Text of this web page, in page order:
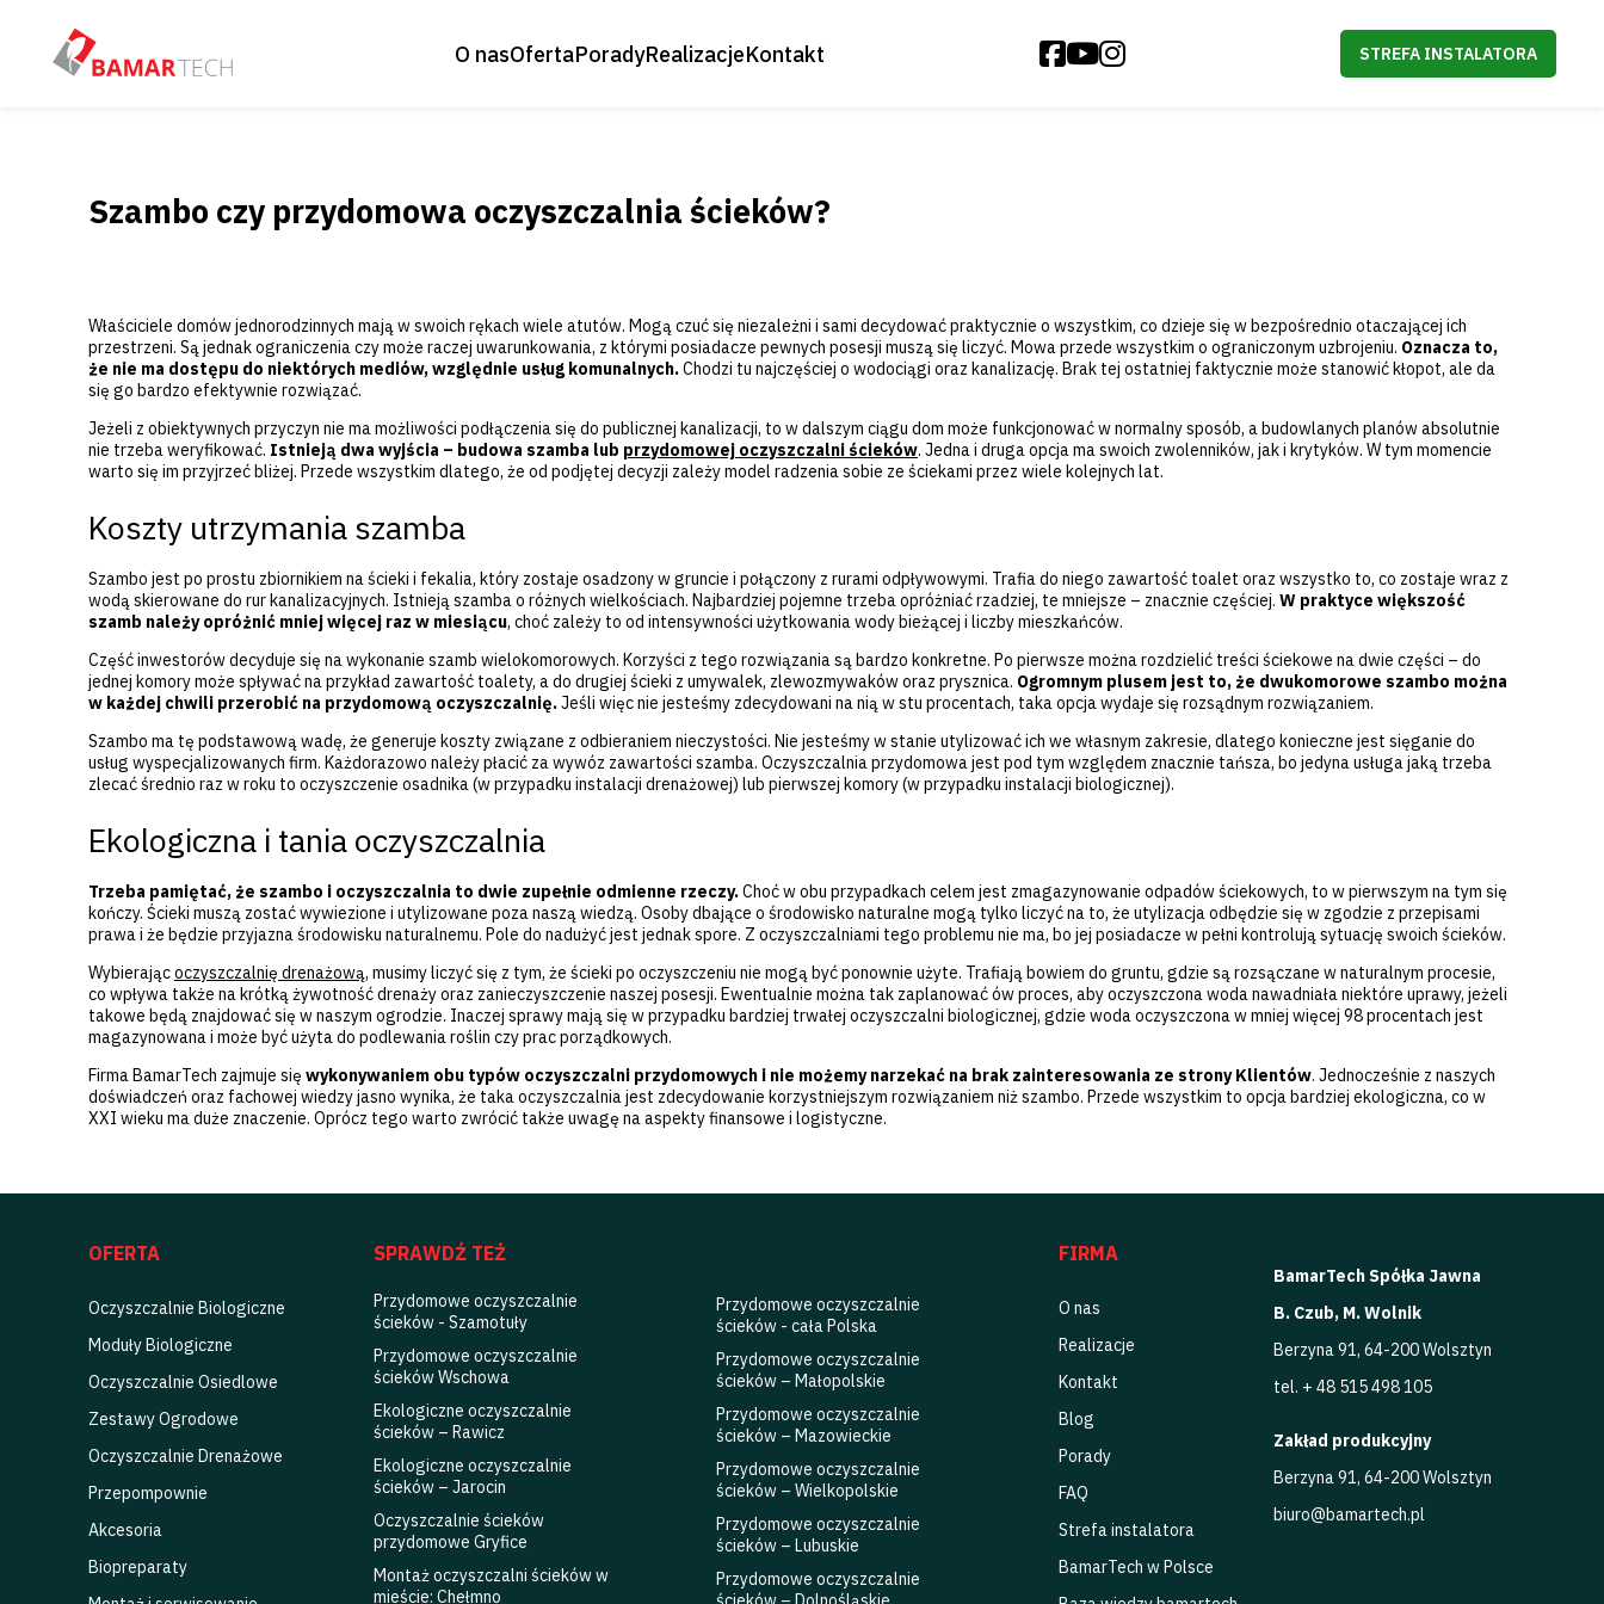
O nasOferta
Oczyszczalnie Osiedlowe
Zestawy Ogrodowe – Deszczówka
Akcesoria
Przepompownie
PoradyRealizacjeKontakt STREFA INSTALATORA
Szambo czy przydomowa oczyszczalnia ścieków?
Właściciele domów jednorodzinnych mają w swoich rękach wiele atutów. Mogą czuć się niezależni i sami decydować praktycznie o wszystkim, co dzieje się w bezpośrednio otaczającej ich
przestrzeni. Są jednak ograniczenia czy może raczej uwarunkowania, z którymi posiadacze pewnych posesji muszą się liczyć. Mowa przede wszystkim o ograniczonym uzbrojeniu. Oznacza to,
że nie ma dostępu do niektórych mediów, względnie usług komunalnych.Chodzi tu najczęściej o wodociągi oraz kanalizację. Brak tej ostatniej faktycznie może stanowić kłopot, ale da
się go bardzo efektywnie rozwiązać.
Jeżeli z obiektywnych przyczyn nie ma możliwości podłączenia się do publicznej kanalizacji, to w dalszym ciągu dom może funkcjonować w normalny sposób, a budowlanych planów absolutnie
nie trzeba weryfikować. Istnieją dwa wyjścia – budowa szamba lub przydomowej oczyszczalni ścieków. Jedna i druga opcja ma swoich zwolenników, jak i krytyków. W tym momencie
warto się im przyjrzeć bliżej. Przede wszystkim dlatego, że od podjętej decyzji zależy model radzenia sobie ze ściekami przez wiele kolejnych lat.
Koszty utrzymania szamba
Szambo jest po prostu zbiornikiem na ścieki i fekalia, który zostaje osadzony w gruncie i połączony z rurami odpływowymi. Trafia do niego zawartość toalet oraz wszystko to, co zostaje wraz z
wodą skierowane do rur kanalizacyjnych. Istnieją szamba o różnych wielkościach. Najbardziej pojemne trzeba opróżniać rzadziej, te mniejsze – znacznie częściej. W praktyce większość
szamb należy opróżnić mniej więcej raz w miesiącu, choć zależy to od intensywności użytkowania wody bieżącej i liczby mieszkańców.
Część inwestorów decyduje się na wykonanie szamb wielokomorowych. Korzyści z tego rozwiązania są bardzo konkretne. Po pierwsze można rozdzielić treści ściekowe na dwie części – do
jednej komory może spływać na przykład zawartość toalety, a do drugiej ścieki z umywalek, zlewozmywaków oraz prysznica. Ogromnym plusem jest to, że dwukomorowe szambo można
w każdej chwili przerobić na przydomową oczyszczalnię.Jeśli więc nie jesteśmy zdecydowani na nią w stu procentach, taka opcja wydaje się rozsądnym rozwiązaniem.
Szambo ma tę podstawową wadę, że generuje koszty związane z odbieraniem nieczystości. Nie jesteśmy w stanie utylizować ich we własnym zakresie, dlatego konieczne jest sięganie do
usług wyspecjalizowanych firm. Każdorazowo należy płacić za wywóz zawartości szamba. Oczyszczalnia przydomowa jest pod tym względem znacznie tańsza, bo jedyna usługa jaką trzeba
zlecać średnio raz w roku to oczyszczenie osadnika (w przypadku instalacji drenażowej) lub pierwszej komory (w przypadku instalacji biologicznej).
Ekologiczna i tania oczyszczalnia
Trzeba pamiętać, że szambo i oczyszczalnia to dwie zupełnie odmienne rzeczy.Choć w obu przypadkach celem jest zmagazynowanie odpadów ściekowych, to w pierwszym na tym się
kończy. Ścieki muszą zostać wywiezione i utylizowane poza naszą wiedzą. Osoby dbające o środowisko naturalne mogą tylko liczyć na to, że utylizacja odbędzie się w zgodzie z przepisami
prawa i że będzie przyjazna środowisku naturalnemu. Pole do nadużyć jest jednak spore. Z oczyszczalniami tego problemu nie ma, bo jej posiadacze w pełni kontrolują sytuację swoich ścieków.
Wybierającoczyszczalnię drenażową, musimy liczyć się z tym, że ścieki po oczyszczeniu nie mogą być ponownie użyte. Trafiają bowiem do gruntu, gdzie są rozsączane w naturalnym procesie,
co wpływa także na krótką żywotność drenaży oraz zanieczyszczenie naszej posesji. Ewentualnie można tak zaplanować ów proces, aby oczyszczona woda nawadniała niektóre uprawy, jeżeli
takowe będą znajdować się w naszym ogrodzie. Inaczej sprawy mają się w przypadku bardziej trwałej oczyszczalni biologicznej, gdzie woda oczyszczona w mniej więcej 98 procentach jest
magazynowana i może być użyta do podlewania roślin czy prac porządkowych.
Firma BamarTech zajmuje się wykonywaniem obu typów oczyszczalni przydomowych i nie możemy narzekać na brak zainteresowania ze strony Klientów. Jednocześnie z naszych
doświadczeń oraz fachowej wiedzy jasno wynika, że taka oczyszczalnia jest zdecydowanie korzystniejszym rozwiązaniem niż szambo. Przede wszystkim to opcja bardziej ekologiczna, co w
XXI wieku ma duże znaczenie. Oprócz tego warto zwrócić także uwagę na aspekty finansowe i logistyczne.
OFERTA
Oczyszczalnie Biologiczne
Moduły Biologiczne
Oczyszczalnie Osiedlowe
Zestawy Ogrodowe
Oczyszczalnie Drenażowe
Przepompownie
Akcesoria
Biopreparaty
SPRAWDŹ TEŻ
Przydomowe oczyszczalnie
ścieków - Szamotuły
Przydomowe oczyszczalnie
ścieków Wschowa
Ekologiczne oczyszczalnie
ścieków – Rawicz
Ekologiczne oczyszczalnie
ścieków – Jarocin
Oczyszczalnie ścieków
przydomowe Gryfice
Montaż oczyszczalni ścieków w
mieście: Chełmno
Przydomowe oczyszczalnie
ścieków - cała Polska
Przydomowe oczyszczalnie
ścieków – Małopolskie
Przydomowe oczyszczalnie
ścieków – Mazowieckie
Przydomowe oczyszczalnie
ścieków – Wielkopolskie
Przydomowe oczyszczalnie
ścieków – Lubuskie
Przydomowe oczyszczalnie
FIRMA
O nas
Realizacje
Kontakt
Blog
Porady
FAQ
Strefa instalatora
BamarTech w Polsce
BamarTech Spółka Jawna
B. Czub, M. Wolnik
Berzyna 91, 64-200 Wolsztyn
tel. + 48 515 498 105
Zakład produkcyjny
Berzyna 91, 64-200 Wolsztyn
biuro@bamartech.pl